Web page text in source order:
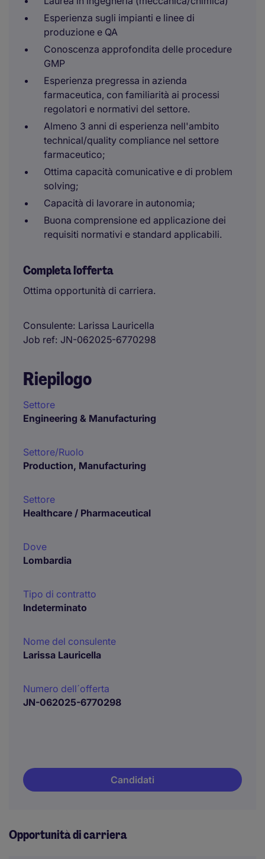
Esperienza sugli impianti e linee di
produzione e QA
Conoscenza approfondita delle procedure
GMP
Esperienza pregressa in azienda
farmaceutica, con familiarità ai processi
regolatori e normativi del settore.
Almeno 3 anni di esperienza nell'ambito
technical/quality compliance nel settore
farmaceutico;
Ottima capacità comunicative e di problem
solving;
Capacità di lavorare in autonomia;
Buona comprensione ed applicazione dei
requisiti normativi e standard applicabili.
Completa l'offerta
Ottima opportunità di carriera.
Consulente Larissa Lauricella
Job ref JN-062025-6770298
Riepilogo
Settore
Engineering & Manufacturing
Settore/Ruolo
Production, Manufacturing
Settore
Healthcare / Pharmaceutical
Dove
Lombardia
Tipo di contratto
Indeterminato
Nome del consulente
Larissa Lauricella
Numero dell´offerta
JN-062025-6770298
Candidati
Opportunità di carriera